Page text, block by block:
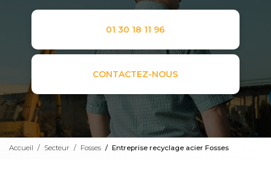
01 30 18 11 96
CONTACTEZ-NOUS
Accueil Secteur Fosses Entreprise recyclage acier Fosses